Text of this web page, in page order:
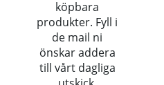
köpbara
produkter. Fyll i
de mail ni
önskar addera
till vårt dagliga